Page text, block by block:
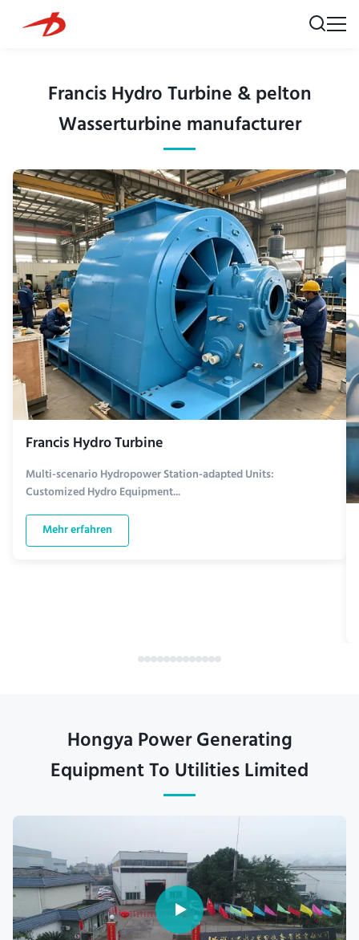
Francis Hydro Turbine & pelton
Wasserturbine manufacturer
Francis Hydro Turbine
Multi-scenario Hydropower Station-adapted Units:
Customized Hydro Equipment...
Mehr erfahren
Hongya Power Generating
Equipment To Utilities Limited